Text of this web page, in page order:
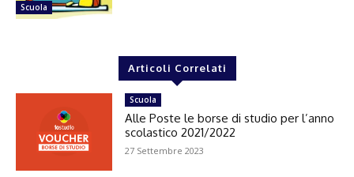
Scuola
Articoli Correlati
Scuola
Alle Poste le borse di studio per l’anno
scolastico 2021/2022
27 Settembre 2023